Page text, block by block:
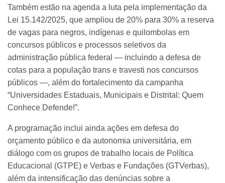
Também estão na agenda a luta pela implementação da
Lei 15.142/2025, que ampliou de 20% para 30% a reserva
de vagas para negros, indígenas e quilombolas em
concursos públicos e processos seletivos da
administração pública federal — incluindo a defesa de
cotas para a população trans e travesti nos concursos
públicos —, além do fortalecimento da campanha
“Universidades Estaduais, Municipais e Distrital: Quem
Conhece Defende!”.
A programação inclui ainda ações em defesa do
orçamento público e da autonomia universitária, em
diálogo com os grupos de trabalho locais de Política
Educacional (GTPE) e Verbas e Fundações (GTVerbas),
além da intensificação das denúncias sobre a